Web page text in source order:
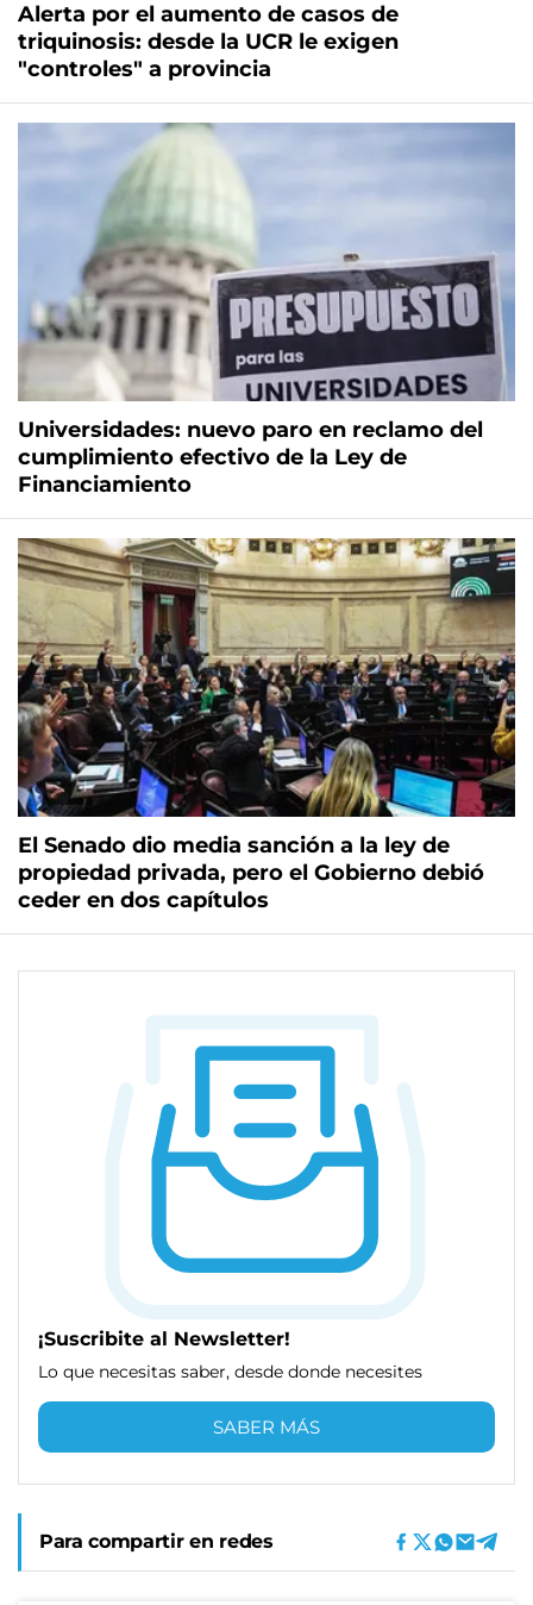
Alerta por el aumento de casos de
triquinosis: desde la UCR le exigen
"controles" a provincia
Universidades: nuevo paro en reclamo del
cumplimiento efectivo de la Ley de
Financiamiento
El Senado dio media sanción a la ley de
propiedad privada, pero el Gobierno debió
ceder en dos capítulos
¡Suscribite al Newsletter!
Lo que necesitas saber, desde donde necesites
SABER MÁS
Para compartir en redes